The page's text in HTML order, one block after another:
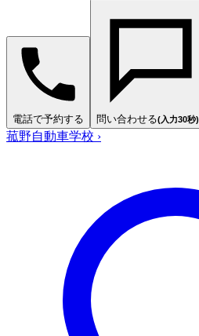
電話で予約する 問い合わせる(入力30秒)
菰野自動車学校 ›